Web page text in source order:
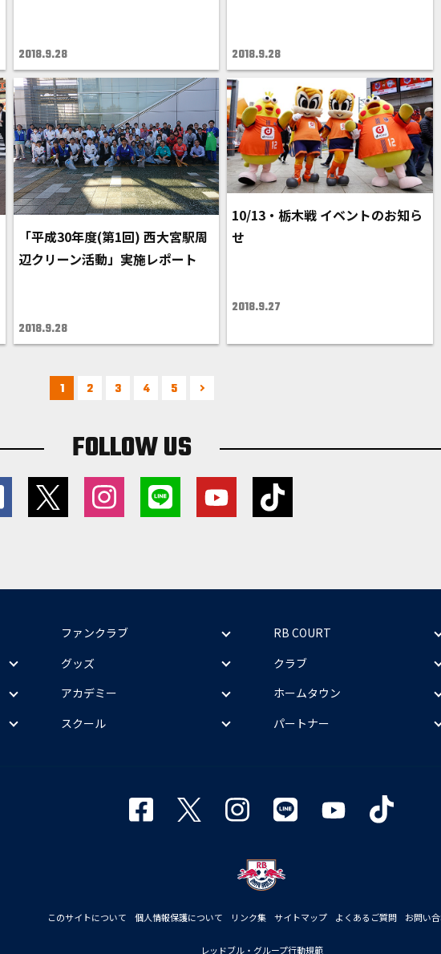
2018.9.28 2018.9.28
「平成30年度(第1回) 西大宮駅周
辺クリーン活動」実施レポート
2018.9.28
10/13・栃木戦 イベントのお知ら
せ
2018.9.27
1 2 3 4 5
FOLLOW US
ファンクラブ
グッズ
アカデミー
スクール
RB COURT
クラブ
ホームタウン
パートナー
このサイトについて 個人情報保護について リンク集 サイトマップ よくあるご質問 お問い
レッドブル・グループ行動規範